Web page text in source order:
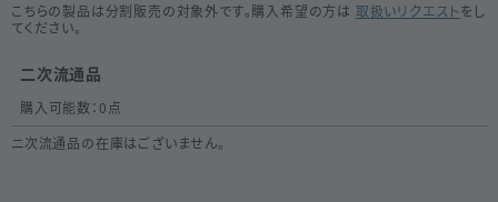
こちらの製品は分割販売の対象外です。購入希望の方は 取扱いリクエストをし
てください。
二次流通品
購入可能数：0点
ニ次流通品の在庫はございません。